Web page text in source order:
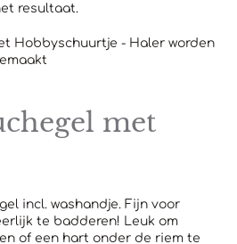
resultaat.
Hobbyschuurtje - Haler worden
met
incl. washandje. Fijn voor
te badderen! Leuk om
of een hart onder de riem te